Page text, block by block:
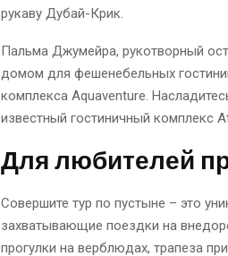
рукаву Дубай-Крик.
Пальма Джумейра, рукотворный
домом для фешенебельных
комплекса Aquaventure.
известный гостиничный комплекс
Для любителей
Совершите тур по пустыне – это
захватывающие поездки на
прогулки на верблюдах, трапеза